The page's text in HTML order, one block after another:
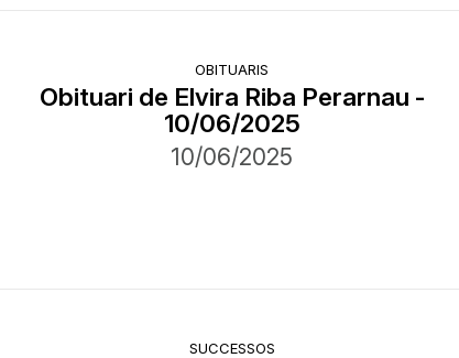
OBITUARIS
Obituari de Elvira Riba Perarnau -
10/06/2025
10/06/2025
SUCCESSOS